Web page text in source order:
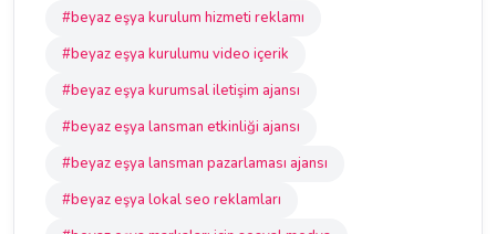
#beyaz eşya kurulum hizmeti reklamı
#beyaz eşya kurulumu video içerik
#beyaz eşya kurumsal iletişim ajansı
#beyaz eşya lansman etkinliği ajansı
#beyaz eşya lansman pazarlaması ajansı
#beyaz eşya lokal seo reklamları